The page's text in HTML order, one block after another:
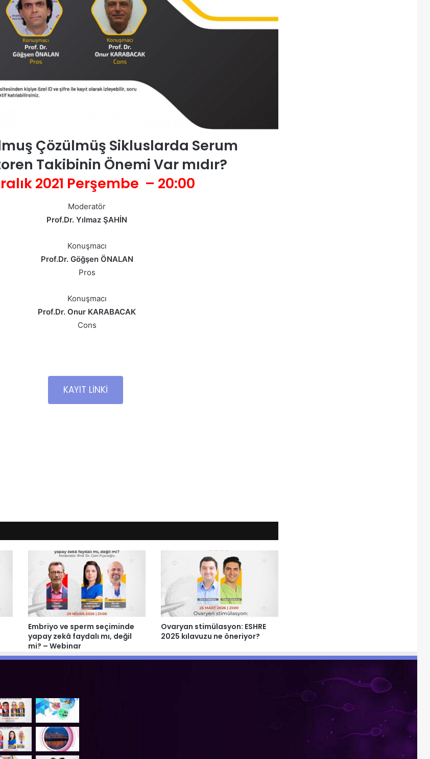
Çözülmüş Sikluslarda Serum
Takibinin Önemi Var mıdır?
2021 Perşembe – 20:00
Moderatör
Prof.Dr. Yılmaz ŞAHİN
Konuşmacı
Prof.Dr. Göğşen ÖNALAN
Pros
Konuşmacı
Prof.Dr. Onur KARABACAK
Cons
KAYIT LİNKİ
Embriyo ve sperm seçiminde
yapay zekâ faydalı mı, değil
mi? – Webinar
Ovaryan stimülasyon: ESHRE
2025 kılavuzu ne öneriyor?